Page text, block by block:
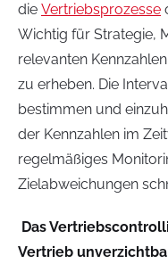
die Vertriebsprozesse
Wichtig für Strategie,
relevanten
zu erheben. Die
bestimmen und
der Kennzahlen im
regelmäßiges
Zielabweichungen
Das
Vertrieb